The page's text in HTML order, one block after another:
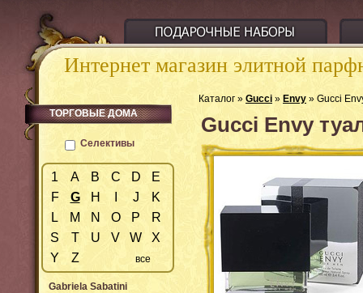
Интернет магазин элитной
Каталог » Gucci » Envy » Gucci
Gucci Envy
ТОРГОВЫЕ ДОМА
Селективы
1 A B C D
E
F
G H J
K
L
M N O P
R
S
T U V W
X
Y
Z все
Gabriela Sabatini